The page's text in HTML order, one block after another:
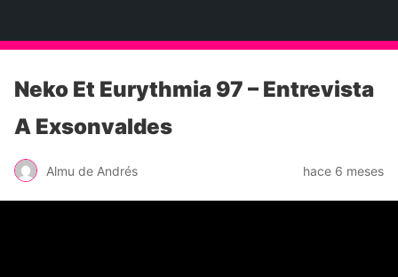
Neko Et Eurythmia 97 – Entrevista
A Exsonvaldes
Almu de Andrés hace 6 meses